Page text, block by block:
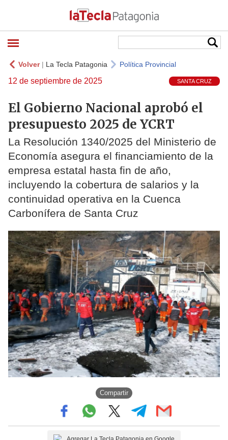
Volver| La Tecla Patagonia Política Provincial
12 de septiembre de 2025 SANTA CRUZ
El Gobierno Nacional aprobó el
presupuesto 2025 de YCRT
La Resolución 1340/2025 del Ministerio de
Economía asegura el financiamiento de la
empresa estatal hasta fin de año,
incluyendo la cobertura de salarios y la
continuidad operativa en la Cuenca
Carbonífera de Santa Cruz
Compartir